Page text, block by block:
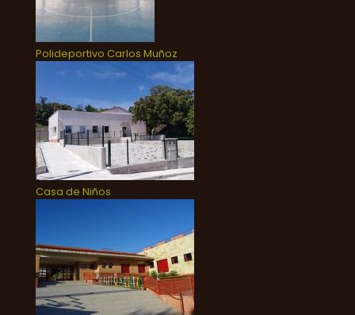
Polideportivo Carlos Muñoz
Casa de Niños